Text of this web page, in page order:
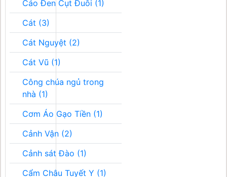
Cáo Đen Cụt Đuôi (1)
Cát (3)
Cát Nguyệt (2)
Cát Vũ (1)
Công chúa ngủ trong
nhà (1)
Cơm Áo Gạo Tiền (1)
Cảnh Vận (2)
Cảnh sát Đào (1)
Cẩm Châu Tuyết Y (1)